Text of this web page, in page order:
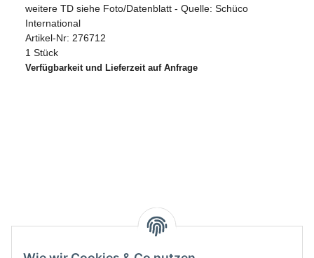
weitere TD siehe Foto/Datenblatt - Quelle: Schüco
International
Artikel-Nr: 276712
1 Stück
Verfügbarkeit und Lieferzeit auf Anfrage